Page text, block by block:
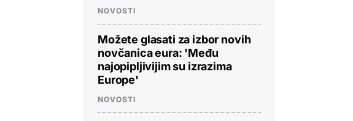
NOVOSTI
Možete glasati za izbor novih
novčanica eura: 'Među
najopipljivijim su izrazima
Europe'
NOVOSTI